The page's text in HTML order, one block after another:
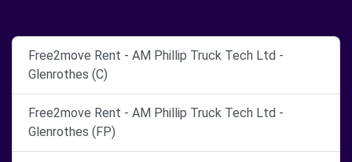
Free2move Rent - AM Phillip Truck Tech Ltd -
Glenrothes (C)
Free2move Rent - AM Phillip Truck Tech Ltd -
Glenrothes (FP)